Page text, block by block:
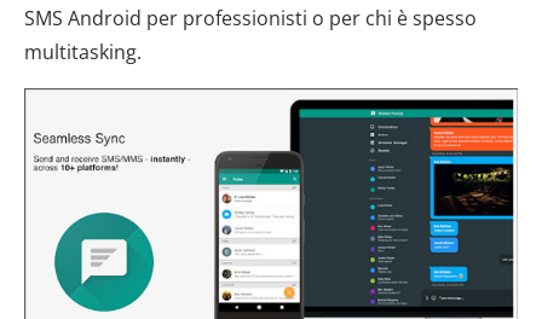
SMS Android per professionisti o per chi è spesso
multitasking.